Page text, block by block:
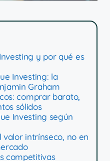
y por qué es
Investing: la
Graham
comprar barato,
sólidos
Investing según
valor intrínseco, no en
competitivas